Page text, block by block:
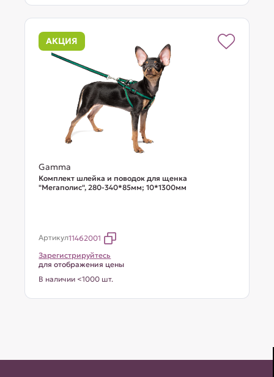
АКЦИЯ
Gamma
Комплект шлейка и поводок для щенка
"Мегаполис", 280-340*85мм; 10*1300мм
Артикул11462001
Зарегистрируйтесь
для отображения цены
В наличии <1000 шт.